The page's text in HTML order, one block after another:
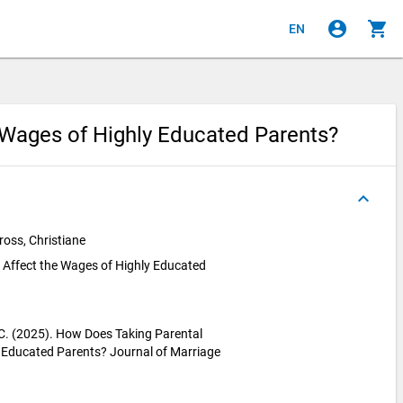
EN account_circle shopping_cart
of Highly Educated Parents?
keyboard_arrow_up
Christiane
the Wages of Highly Educated
(2025). How Does Taking Parental
Parents? Journal of Marriage